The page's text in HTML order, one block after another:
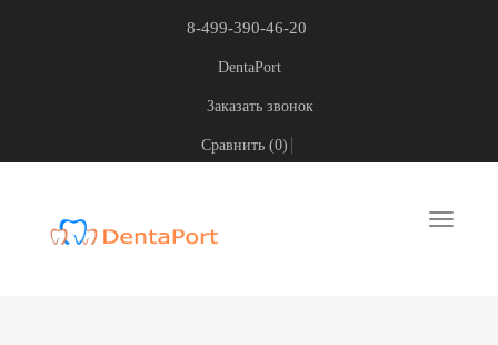
8-499-390-46-20
DentaPort
Заказать звонок
Сравнить (0)
Toggle